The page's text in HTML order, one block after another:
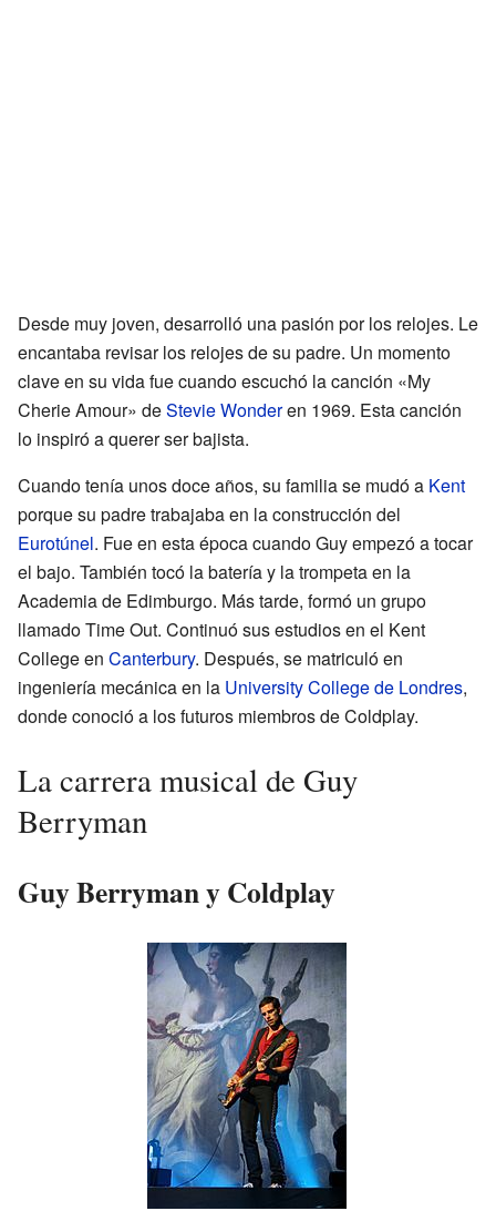
Desde muy joven, desarrolló una pasión por los relojes. Le
encantaba revisar los relojes de su padre. Un momento
clave en su vida fue cuando escuchó la canción «My
Cherie Amour» deStevie Wonderen 1969. Esta canción
lo inspiró a querer ser bajista.
Cuando tenía unos doce años, su familia se mudó a Kent
porque su padre trabajaba en la construcción del
Eurotúnel. Fue en esta época cuando Guy empezó a tocar
el bajo. También tocó la batería y la trompeta en la
Academia de Edimburgo. Más tarde, formó un grupo
llamado Time Out. Continuó sus estudios en el Kent
College en Canterbury. Después, se matriculó en
ingeniería mecánica en la University College de Londres,
donde conoció a los futuros miembros de Coldplay.
La carrera musical de Guy
Berryman
Guy Berryman y Coldplay